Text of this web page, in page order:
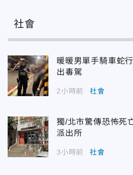
社會
暖暖男單手騎車蛇
出毒駕
2小時前 社會
獨/北市驚傳恐怖
派出所
3小時前 社會